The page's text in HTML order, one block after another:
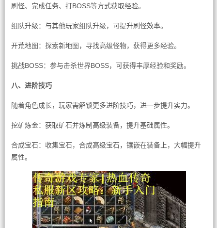
刷怪、完成任务、打BOSS等方式获取经验。
组队升级：与其他玩家组队升级，可提升刷怪效率。
开荒地图：探索新地图，寻找高级怪物，获得更多经验。
挑战BOSS：参与击杀世界BOSS，可获得丰厚经验和奖励。
八、进阶技巧
随着角色成长，玩家需解锁更多进阶技巧，进一步提升实力。
挖矿炼金：获取矿石并炼制高级装备，提升基础属性。
合成宝石：收集宝石，合成高级宝石，镶嵌在装备上，大幅提升
属性。